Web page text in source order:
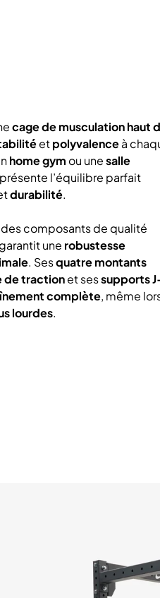
cage de musculation haut
etpolyvalenceà
home gym ou unesalle
l’équilibre parfait
durabilité.
composants de qualité
une robustesse
. Sesquatre montants
de tractionet sessupports
complète, même
lourdes.